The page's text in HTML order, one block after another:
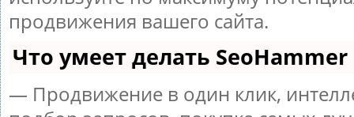
продвижения вашего сайта.
Что умеет делать SeoHammer
— Продвижение в один клик,